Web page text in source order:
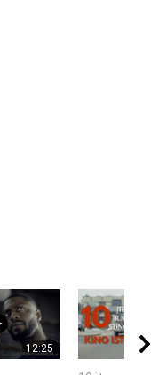
12:25